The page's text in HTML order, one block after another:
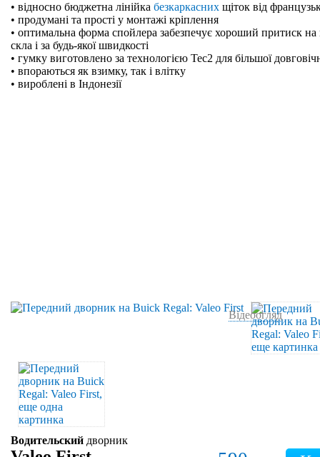
• відносно бюджетна лінійка безкаркасних щіток від
• продумані та прості у монтажі кріплення
• оптимальна форма спойлера забезпечує хороший притиск на
скла і за будь-якої швидкості
• гумку виготовлено за технологією Tec2 для більшої
• впораються як взимку, так і влітку
• вироблені в Індонезії
Відеоогляд
Водительский дворник